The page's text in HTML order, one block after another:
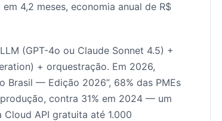
4,2 meses, economia anual de R$
(GPT-4o ou Claude Sonnet 4.5) +
+ orquestração. Em 2026,
Brasil — Edição 2026”, 68% das PMEs
contra 31% em 2024 — um
API gratuita até 1.000